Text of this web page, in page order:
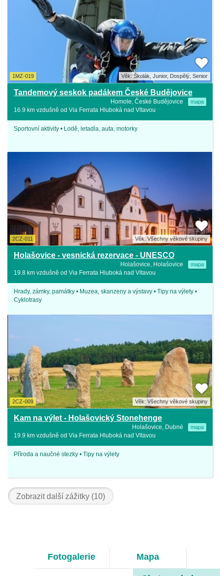
1MZ-019 Věk: Školák, Junior, Dospělý, Senior
Tandemový seskok padákem České Budějovice
Homole, České Budějovice mapa
16.9 km vzdušně od Via Ferrata Hluboká nad Vltavou
Sportovní aktivity • Lodě, letadla, auta, motorky
2CZ-011 Věk: Všechny věkové skupiny
Holašovice - vesnická rezervace - UNESCO
Holašovice, Holašovice mapa
19.8 km vzdušně od Via Ferrata Hluboká nad Vltavou
Hrady, zámky, památky • Muzea, skanzeny a výstavy • Tipy na výlety •
Cyklotrasy
2CZ-009 Věk: Všechny věkové skupiny
Kam na výlet - Holašovický Stonehenge
Holašovice, Dubné mapa
19.9 km vzdušně od Via Ferrata Hluboká nad Vltavou
Příroda a naučné stezky • Tipy na výlety
Zobrazit další zážitky (10)
Fotogalerie Mapa